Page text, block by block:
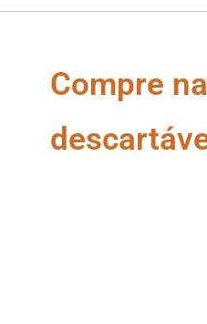
Kit
Compre